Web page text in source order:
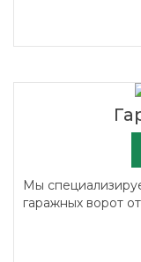
Мы
гаражных ворот